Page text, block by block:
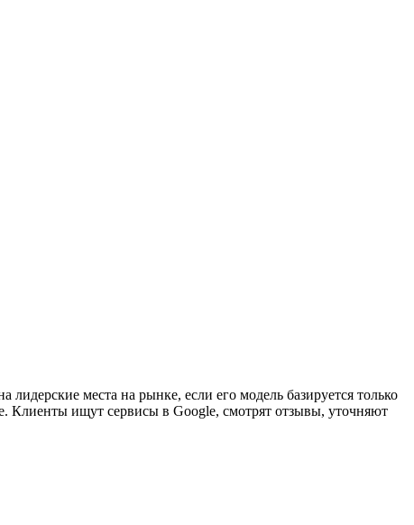
места на рынке, если его модель базируется только
Клиенты ищут сервисы в Google, смотрят отзывы, уточняют